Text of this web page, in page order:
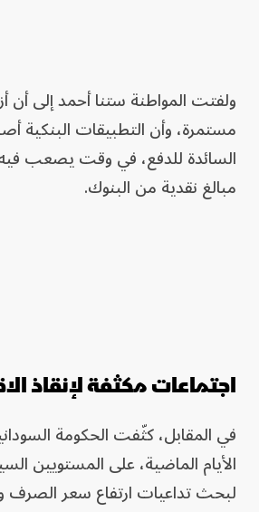
ولفتت المواطنة ستنا أحمد إلى أن
مستمرة، وأن التطبيقات البنكية
السائدة للدفع، في وقت يصعب
مبالغ نقدية من البنوك.
اجتماعات مكثفة لإنقاذ
في المقابل، كثّفت الحكومة
الأيام الماضية، على المستويين
لبحث تداعيات ارتفاع سعر الصرف